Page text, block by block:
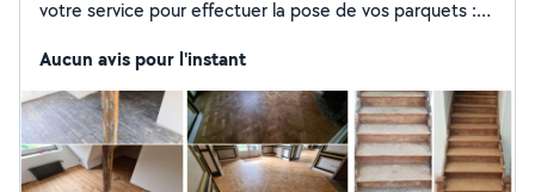
votre service pour effectuer la pose de vos parquets :
J'effectue également des réparations : -lames abîmé,
Rescellement de lames de Bâton Rompu qui bouge
Rénovation de planchers , Parquets et escaliers en bois
Spécialisée dans le parquet je suis disponible pour
répondre à toutes vos questions
Aucun avis pour l'instant